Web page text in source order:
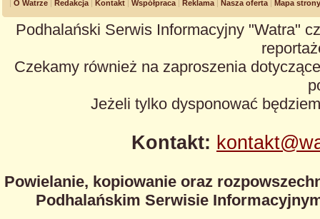
O Watrze Redakcja Kontakt Współpraca Reklama Nasza oferta Mapa strony
Podhalański Serwis Informacyjny "Watra"
Czekamy również na zaproszenia
Jeżeli tylko dysponować
Kontakt:
Powielanie, kopiowanie oraz
Podhalańskim Serwisie